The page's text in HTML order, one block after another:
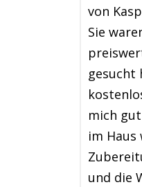
von
Sie
gesucht
mich
im
und die